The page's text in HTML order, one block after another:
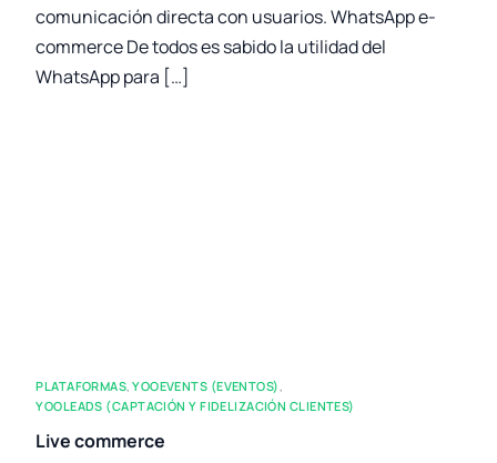
comunicación directa con usuarios. WhatsApp e-
commerce De todos es sabido la utilidad del
WhatsApp para […]
PLATAFORMAS,YOOEVENTS (EVENTOS),
YOOLEADS (CAPTACIÓN Y FIDELIZACIÓN CLIENTES)
Live commerce